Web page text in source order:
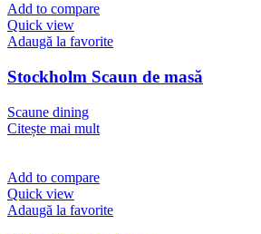
Add to compare
Quick view
Adaugă la favorite
Stockholm Scaun de masă
Scaune dining
Citește mai mult
Add to compare
Quick view
Adaugă la favorite